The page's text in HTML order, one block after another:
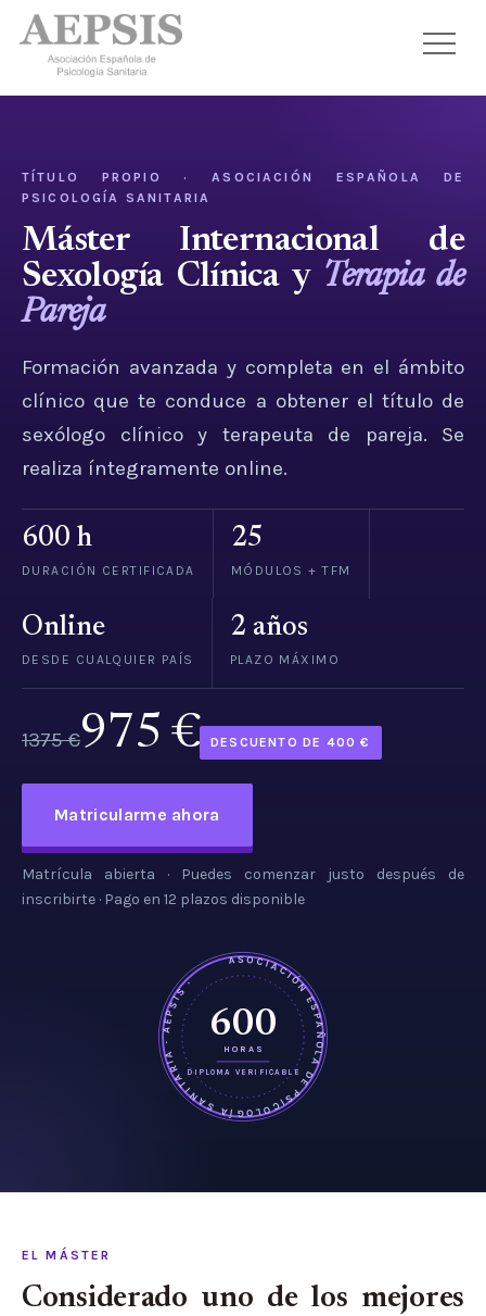
TÍTULO PROPIO · ASOCIACIÓN ESPAÑOLA DE
PSICOLOGÍA SANITARIA
Máster Internacional de
Sexología Clínica y Terapia de
Pareja
Formación avanzada y completa en el ámbito
clínico que te conduce a obtener el título de
sexólogo clínico y terapeuta de pareja. Se
realiza íntegramente online.
600 h
DURACIÓN CERTIFICADA
25
MÓDULOS + TFM
Online
DESDE CUALQUIER PAÍS
2 años
PLAZO MÁXIMO
1375 €975 € DESCUENTO DE 400 €
Matricularme ahora
Matrícula abierta · Puedes comenzar justo después de
inscribirte · Pago en 12 plazos disponible
ASOCIACIÓN ESPAÑOLA DE PSICOLOGÍA SANITARIA · AEPSIS ·
600
HORAS
DIPLOMA VERIFICABLE
EL MÁSTER
Considerado uno de los mejores